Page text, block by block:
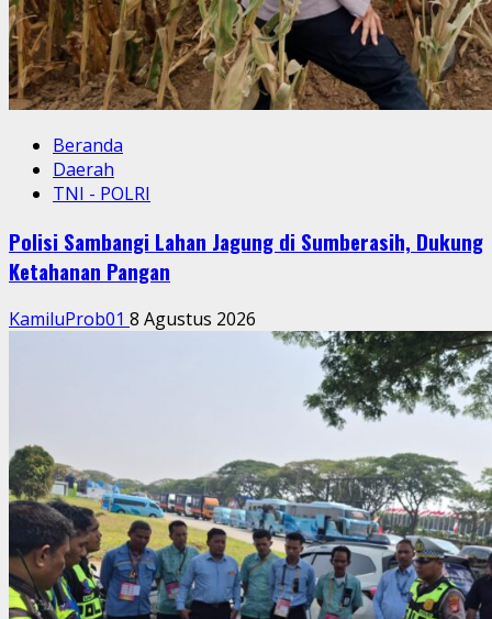
Beranda
Daerah
TNI - POLRI
Polisi Sambangi Lahan Jagung di Sumberasih, Dukung
Ketahanan Pangan
KamiluProb01 8 Agustus 2026